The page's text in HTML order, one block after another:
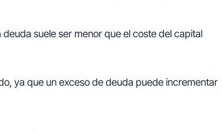
deuda suele ser menor que el coste del capital
ya que un exceso de deuda puede incrementar